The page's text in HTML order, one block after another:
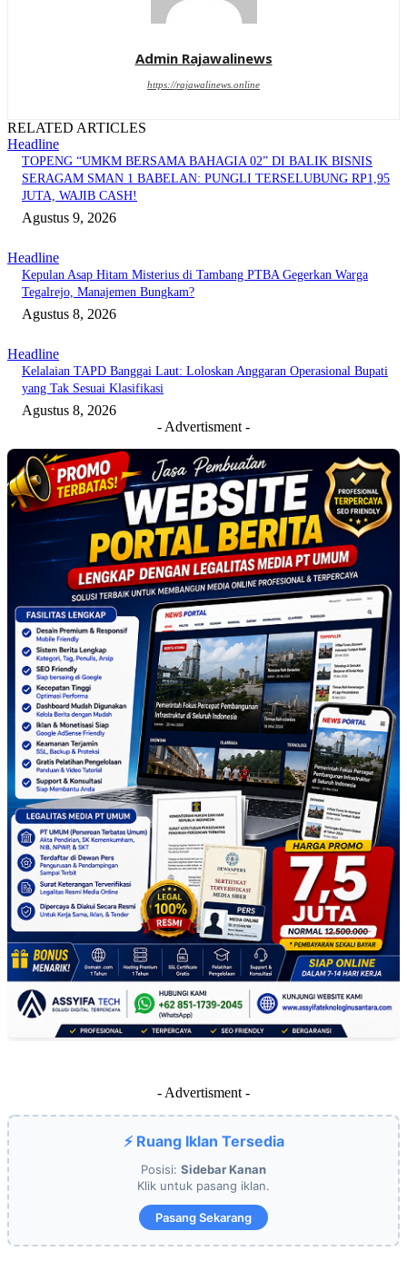
Admin Rajawalinews
https://rajawalinews.online
RELATED ARTICLES
Headline
TOPENG “UMKM BERSAMA BAHAGIA 02” DI BALIK BISNIS
SERAGAM SMAN 1 BABELAN: PUNGLI TERSELUBUNG RP1,95
JUTA, WAJIB CASH!
Agustus 9, 2026
Headline
Kepulan Asap Hitam Misterius di Tambang PTBA Gegerkan Warga
Tegalrejo, Manajemen Bungkam?
Agustus 8, 2026
Headline
Kelalaian TAPD Banggai Laut: Loloskan Anggaran Operasional Bupati
yang Tak Sesuai Klasifikasi
Agustus 8, 2026
- Advertisment -
- Advertisment -
⚡ Ruang Iklan Tersedia
Posisi: Sidebar Kanan
Klik untuk pasang iklan.
Pasang Sekarang